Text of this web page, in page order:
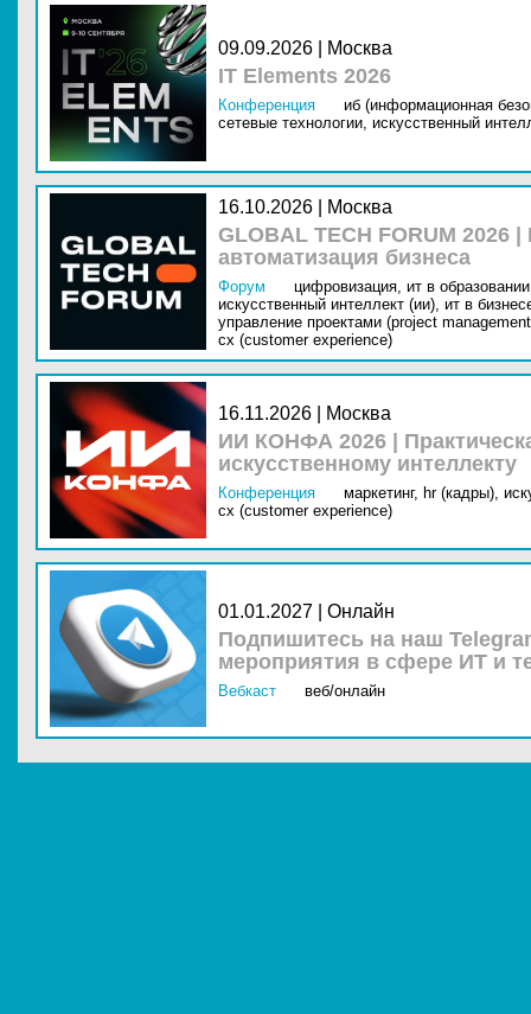
09.09.2026 | Москва
IT Elements 2026
Конференция
иб (информационная
сетевые технологии, искусственный
16.10.2026 | Москва
GLOBAL TECH FORUM
автоматизация бизнеса
Форум цифровизация, ит в
искусственный интеллект (ии), ит в
управление проектами (project
cx (customer experience)
16.11.2026 | Москва
ИИ КОНФА 2026 |
искусственному интеллекту
Конференция маркетинг, hr (кадры),
cx (customer experience)
01.01.2027 | Онлайн
Подпишитесь на наш
мероприятия в сфере ИТ и
Вебкаст веб/онлайн